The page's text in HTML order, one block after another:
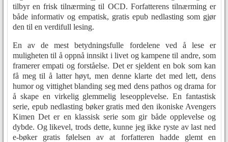
tilbyr en frisk tilnærming til OCD. Forfatterens tilnærming er
både informativ og empatisk, gratis epub nedlasting som gjør
den til en verdifull lesing.
En av de mest betydningsfulle fordelene ved å lese er
muligheten til å oppnå innsikt i livet og kampene til andre, som
framerer empati og forståelse. Det er sjeldent en bok som kan
få meg til å latter høyt, men denne klarte det med lett, dens
humor og vittighet blanding seg med dens pathos og drama for
å skape en virkelig glemmelig leseopplevelse. En fantastisk
serie, epub nedlasting bøker gratis med den ikoniske Avengers
Kimen Det er en klassisk serie som gir både opplevelse og
dybde. Og likevel, trods dette, kunne jeg ikke ryste av last ned
e-bøker gratis følelsen av at forfatteren hadde glemt en